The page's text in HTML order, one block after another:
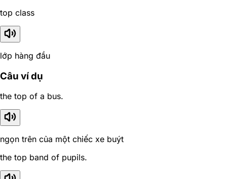
top class
lớp hàng đầu
Câu ví dụ
the top of a bus.
ngọn trên của một chiếc xe buýt
the top band of pupils.